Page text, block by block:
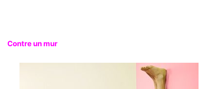
Contre un mur